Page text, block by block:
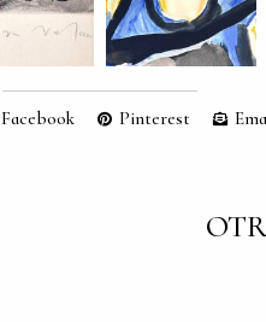
Facebook Pinterest